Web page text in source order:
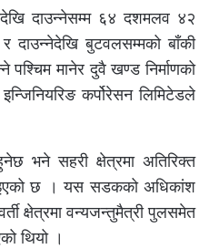
दाउन्नेसम्म ६४ दशमलव ४२
दाउन्नेदेखि बुटवलसम्मको बाँकी
मानेर दुवै खण्ड निर्माणको
कर्पोरेसन लिमिटेडले
भने सहरी क्षेत्रमा अतिरिक्त
छ । यस सडकको अधिकांश
क्षेत्रमा वन्यजन्तुमैत्री पुलसमेत
थियो ।